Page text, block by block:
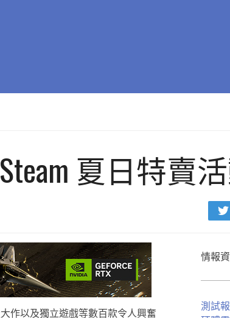
夏日特賣
大作以及獨立遊戲等數百款令人興奮
情報
測試